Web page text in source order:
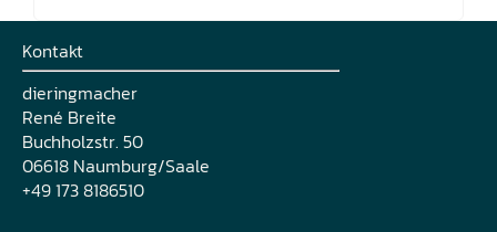
Kontakt
dieringmacher
René Breite
Buchholzstr. 50
06618 Naumburg/Saale
+49 173 8186510